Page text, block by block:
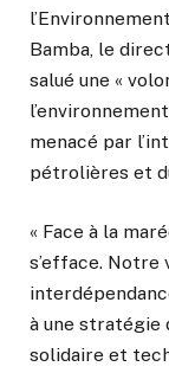
Bamba, le
salué une «
menacé par
pétrolières et
« Face à la
s’efface.
à une stratégie
solidaire et